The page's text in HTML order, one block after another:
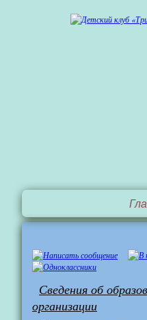
Сведения об
организации